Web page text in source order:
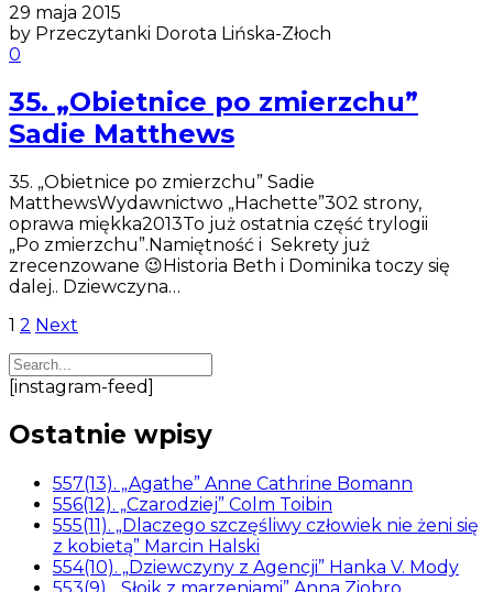
29 maja 2015
by Przeczytanki Dorota Lińska-Złoch
0
35. „Obietnice po zmierzchu”
Sadie Matthews
35. „Obietnice po zmierzchu” Sadie
MatthewsWydawnictwo „Hachette”302 strony,
oprawa miękka2013To już ostatnia część trylogii
„Po zmierzchu”.Namiętność i Sekrety już
zrecenzowane 😉Historia Beth i Dominika toczy się
dalej.. Dziewczyna…
Stronicowanie
wpisów
1 2 Next
[instagram-feed]
Ostatnie wpisy
557(13). „Agathe” Anne Cathrine Bomann
556(12). „Czarodziej” Colm Toibin
555(11). „Dlaczego szczęśliwy człowiek nie żeni się
z kobietą” Marcin Halski
554(10). „Dziewczyny z Agencji” Hanka V. Mody